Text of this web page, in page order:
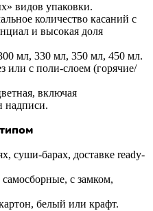
видов упаковки.
количество касаний с
и высокая доля
мл, 330 мл, 350 мл, 450 мл.
или с поли-слоем (горячие/
включая
надписи.
суши-барах, доставке ready-
с замком,
белый или крафт.